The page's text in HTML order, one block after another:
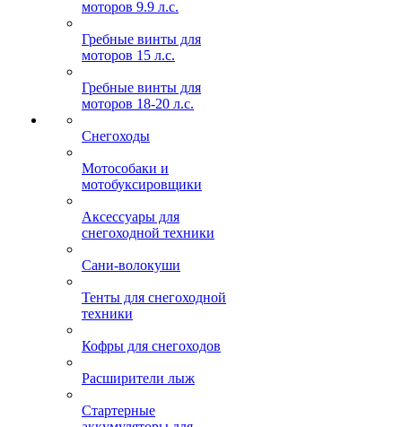
моторов 9.9 л.с.
Гребные винты для
моторов 15 л.с.
Гребные винты для
моторов 18-20 л.с.
Снегоходы
Мотособаки и
мотобуксировщики
Аксессуары для
снегоходной техники
Сани-волокуши
Тенты для снегоходной
техники
Кофры для снегоходов
Расширители лыж
Стартерные